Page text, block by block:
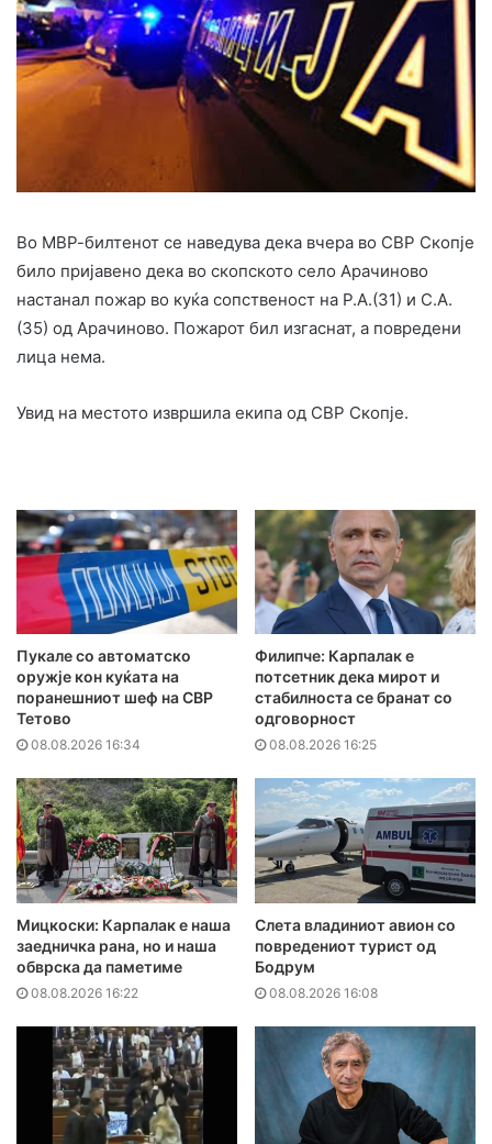
Во МВР-билтенот се наведува дека вчера во СВР Скопје
било пријавено дека во скопското село Арачиново
настанал пожар во куќа сопственост на Р.А.(31) и С.А.
(35) од Арачиново. Пожарот бил изгаснат, а повредени
лица нема.
Увид на местото извршила екипа од СВР Скопје.
Пукале со автоматско
оружје кон куќата на
поранешниот шеф на СВР
Тетово
08.08.2026 16:34
Филипче: Карпалак е
потсетник дека мирот и
стабилноста се бранат со
одговорност
08.08.2026 16:25
Мицкоски: Карпалак е наша
заедничка рана, но и наша
обврска да паметиме
08.08.2026 16:22
Слета владиниот авион со
повредениот турист од
Бодрум
08.08.2026 16:08